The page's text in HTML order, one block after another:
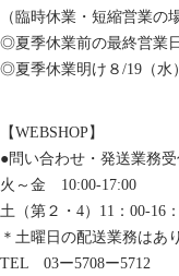
（臨時休業・短縮営業の
◎夏季休業前の最終営業
◎夏季休業明け８/19（水
【WEBSHOP】
●問い合わせ・発送業務
火～金 10:00-17:00
土（第２・4）11：00-16
＊土曜日の配送業務はあ
TEL 03ー5708ー5712